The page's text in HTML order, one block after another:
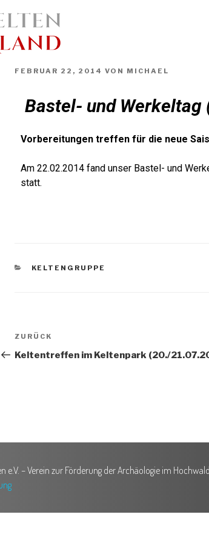
FEBRUAR 22, 2014 VON MICHAEL
Bastel- und Werkeltag
Vorbereitungen treffen für die neue
Am 22.02.2014 fand unser Bastel- und
statt.
KELTENGRUPPE
ZURÜCK
Keltentreffen im Keltenpark (20./
e.V. – Verein zur Förderung der Archäologie im Hochwald.